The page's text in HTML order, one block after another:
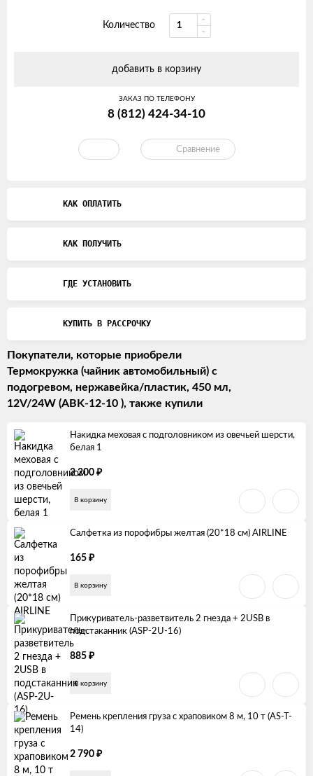
Количество
добавить в корзину
ЗАКАЗ ПО ТЕЛЕФОНУ
8 (812) 424-34-10
Сравнение
КАК ОПЛАТИТЬ
КАК ПОЛУЧИТЬ
ГДЕ УСТАНОВИТЬ
КУПИТЬ В РАССРОЧКУ
Покупатели, которые приобрели
Термокружка (чайник автомобильный) с
подогревом, нержавейка/пластик, 450 мл,
12V/24W (ABK-12-10 ), также купили
Накидка меховая с подголовником из овечьей шерсти,
белая 1
2 200 ₽
В корзину
Салфетка из порофибры желтая (20*18 см) AIRLINE
165 ₽
В корзину
Прикуриватель-разветвитель 2 гнезда + 2USB в
подстаканник (ASP-2U-16)
885 ₽
В корзину
Ремень крепления груза с храповиком 8 м, 10 т (AS-T-
14)
2 790 ₽